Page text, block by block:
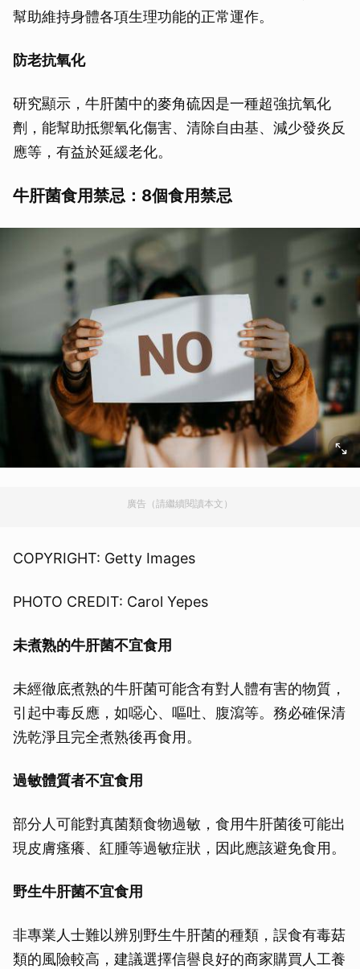
幫助維持身體各項生理功能的正常運作。
防老抗氧化
研究顯示，牛肝菌中的麥角硫因是一種超強抗氧化
劑，能幫助抵禦氧化傷害、清除自由基、減少發炎反
應等，有益於延緩老化。
牛肝菌食用禁忌：8個食用禁忌
廣告（請繼續閱讀本文）
COPYRIGHT: Getty Images
PHOTO CREDIT: Carol Yepes
未煮熟的牛肝菌不宜食用
未經徹底煮熟的牛肝菌可能含有對人體有害的物質，
引起中毒反應，如噁心、嘔吐、腹瀉等。務必確保清
洗乾淨且完全煮熟後再食用。
過敏體質者不宜食用
部分人可能對真菌類食物過敏，食用牛肝菌後可能出
現皮膚瘙癢、紅腫等過敏症狀，因此應該避免食用。
野生牛肝菌不宜食用
非專業人士難以辨別野生牛肝菌的種類，誤食有毒菇
類的風險較高，建議選擇信譽良好的商家購買人工養